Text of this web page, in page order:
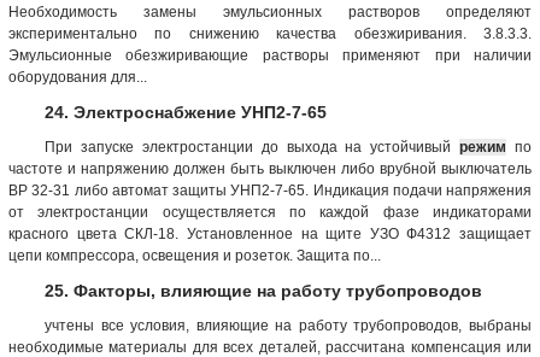
Необходимость замены эмульсионных растворов определяют
экспериментально по снижению качества обезжиривания. 3.8.3.3.
Эмульсионные обезжиривающие растворы применяют при наличии
оборудования для...
24. Электроснабжение УНП2-7-65
При запуске электростанции до выхода на устойчивыйрежим по
частоте и напряжению должен быть выключен либо врубной выключатель
ВР 32-31 либо автомат защиты УНП2-7-65. Индикация подачи напряжения
от электростанции осуществляется по каждой фазе индикаторами
красного цвета СКЛ-18. Установленное на щите УЗО Ф4312 защищает
цепи компрессора, освещения и розеток. Защита по...
25. Факторы, влияющие на работу трубопроводов
учтены все условия, влияющие на работу трубопроводов, выбраны
необходимые материалы для всех деталей, рассчитана компенсация или